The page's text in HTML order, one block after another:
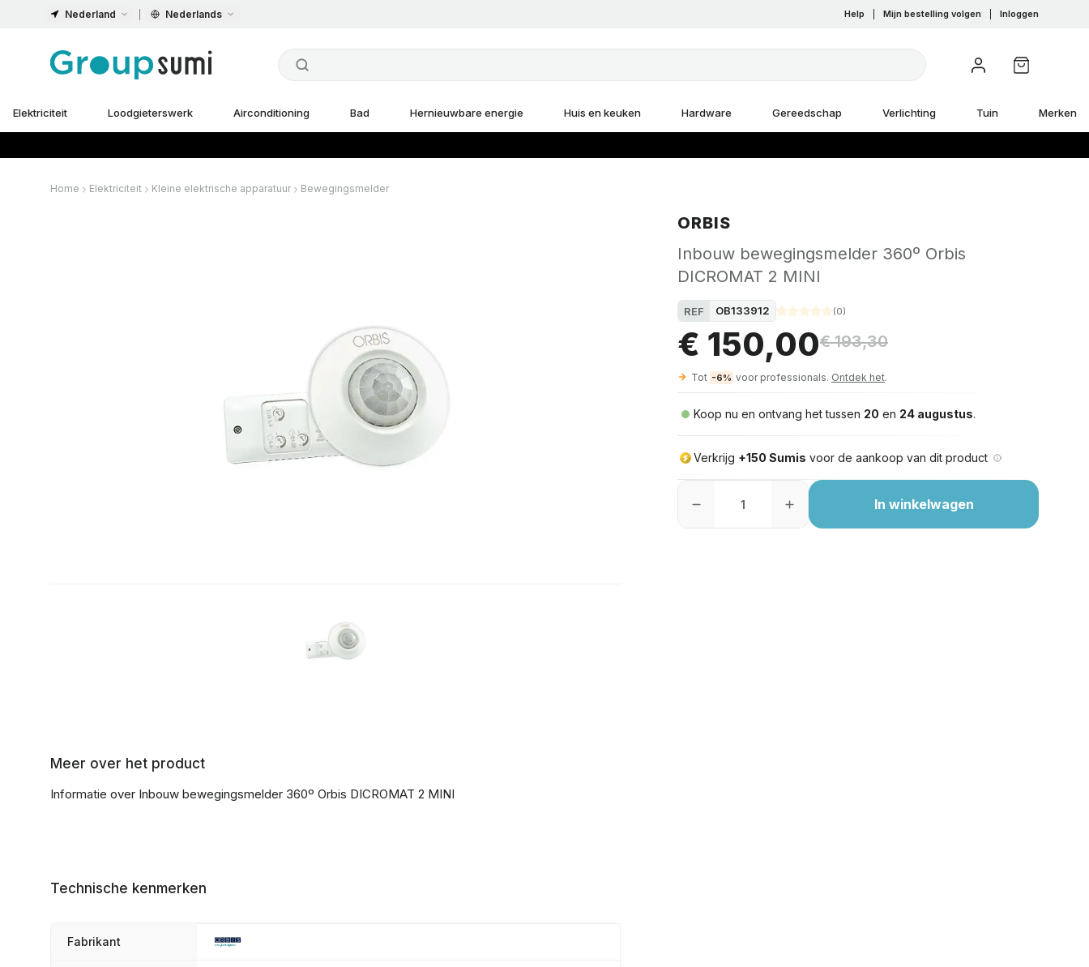
Nederland Nederlands Help Mijn bestelling volgen Inloggen
Elektriciteit Loodgieterswerk Airconditioning Bad Hernieuwbare energie Huis en keuken Hardware Gereedschap Verlichting Tuin Merken
Home Elektriciteit Kleine elektrische apparatuur Bewegingsmelder
ORBIS
Inbouw bewegingsmelder 360º Orbis
DICROMAT 2 MINI
REF OB133912 (0)
€ 150,00€ 193,30
Tot -6% voor professionals. Ontdek het.
Koop nu en ontvang het tussen 20 en 24 augustus.
Verkrijg +150 Sumis voor de aankoop van dit product
In winkelwagen
Meer over het product
Informatie over Inbouw bewegingsmelder 360º Orbis DICROMAT 2 MINI
Technische kenmerken
Fabrikant